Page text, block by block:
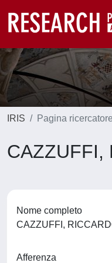
IRIS Pagina ricercatore
CAZZUFFI,
Nome completo
CAZZUFFI,
Afferenza